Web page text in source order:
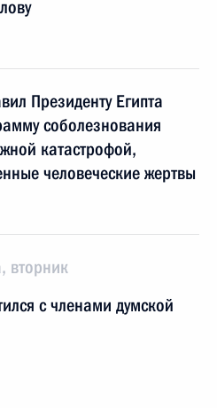
Президенту Египта
соболезнования
катастрофой,
человеческие жертвы
вторник
с членами думской